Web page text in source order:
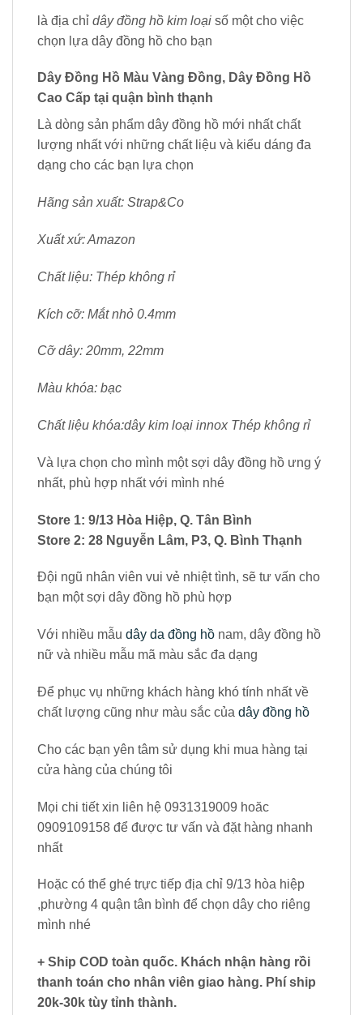
là địa chỉ dây đồng hồ kim loại số một cho việc
chọn lựa dây đồng hồ cho bạn
Dây Đồng Hồ Màu Vàng Đồng, Dây Đồng Hồ
Cao Cấp tại quận bình thạnh
Là dòng sản phẩm dây đồng hồ mới nhất chất
lượng nhất với những chất liệu và kiểu dáng đa
dạng cho các bạn lựa chọn
Hãng sản xuất: Strap&Co
Xuất xứ: Amazon
Chất liệu: Thép không rỉ
Kích cỡ: Mắt nhỏ 0.4mm
Cỡ dây: 20mm, 22mm
Màu khóa: bạc
Chất liệu khóa:dây kim loại innox Thép không rỉ
Và lựa chọn cho mình một sợi dây đồng hồ ưng ý
nhất, phù hợp nhất với mình nhé
Store 1: 9/13 Hòa Hiệp, Q. Tân Bình
Store 2: 28 Nguyễn Lâm, P3, Q. Bình Thạnh
Đội ngũ nhân viên vui vẻ nhiệt tình, sẽ tư vấn cho
bạn một sợi dây đồng hồ phù hợp
Với nhiều mẫu dây da đồng hồ nam, dây đồng hồ
nữ và nhiều mẫu mã màu sắc đa dạng
Để phục vụ những khách hàng khó tính nhất về
chất lượng cũng như màu sắc của dây đồng hồ
Cho các bạn yên tâm sử dụng khi mua hàng tại
cửa hàng của chúng tôi
Mọi chi tiết xin liên hệ 0931319009 hoăc
0909109158 để được tư vấn và đặt hàng nhanh
nhất
Hoặc có thể ghé trực tiếp địa chỉ 9/13 hòa hiệp
,phường 4 quận tân bình để chọn dây cho riêng
mình nhé
+ Ship COD toàn quốc. Khách nhận hàng rồi
thanh toán cho nhân viên giao hàng. Phí ship
20k-30k tùy tỉnh thành.